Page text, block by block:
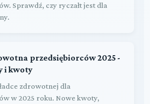
Sprawdź, czy ryczałt jest dla
przedsiębiorców 2025 -
i kwoty
zdrowotnej dla
w 2025 roku. Nowe kwoty,